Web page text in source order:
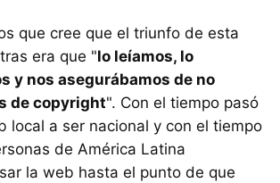
que cree que el triunfo de esta
era que "lo leíamos, lo
y nos asegurábamos de no
de copyright". Con el tiempo pasó
local a ser nacional y con el tiempo
de América Latina
la web hasta el punto de que